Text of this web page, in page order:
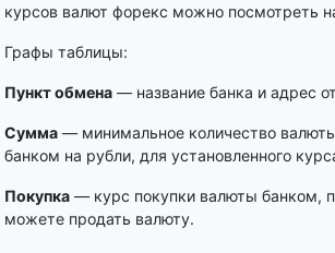
курсов валют форекс можно посмотреть
Графы таблицы:
Пункт обмена — название банка и адрес
Сумма — минимальное количество
банком на рубли, для установленного
Покупка — курс покупки валюты банком,
можете продать валюту.